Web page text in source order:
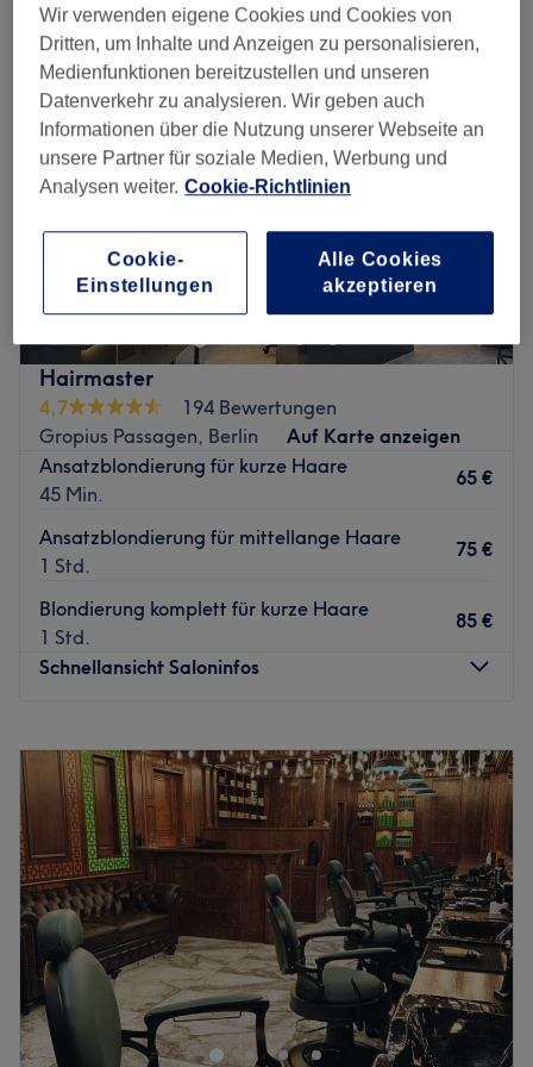
damen - blondierung in der Nähe von Buckow, Berlin
Hairmaster
4,7
194 Bewertungen
Gropius Passagen, Berlin
Auf Karte anzeigen
Ansatzblondierung für kurze Haare
45 Min.
65 €
Ansatzblondierung für mittellange Haare
1 Std.
75 €
Blondierung komplett für kurze Haare
1 Std.
85 €
Schnellansicht Saloninfos
Dienstag
09:00–20:00
Mittwoch
09:00–20:00
Donnerstag
09:00–20:00
Freitag
09:00– 20:00
Samstag
09:00– 20:00
Sonntag
Geschlossen
Lust auf top Haarschnitte und glänzende Farben? Dann
komm im Salon Hairmaster in Berlin, Neukölln, vorbei und
suche dir aus dem vielfältigen Angebot das Passende für
dich heraus.
Wir verwenden eigene Cookies und Cookies von
Dritten, um Inhalte und Anzeigen zu personalisieren,
Medienfunktionen bereitzustellen und unseren
Datenverkehr zu analysieren. Wir geben auch
Informationen über die Nutzung unserer Webseite an
unsere Partner für soziale Medien, Werbung und
Analysen weiter. Cookie-Richtlinien
Cookie-
Einstellungen
Alle Cookies
akzeptieren